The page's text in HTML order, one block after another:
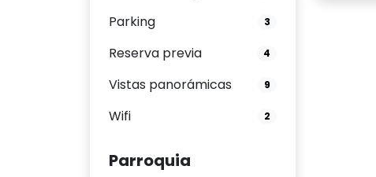
Parking 3
Reserva previa 4
Vistas panorámicas 9
Wifi 2
Parroquia